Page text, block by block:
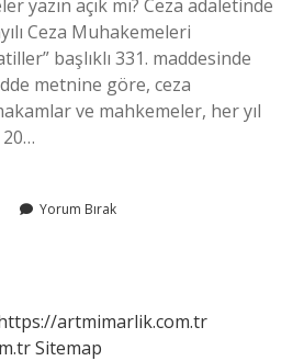
yazın açık mı? Ceza adaletinde
Ceza Muhakemeleri
başlıklı 331. maddesinde
metnine göre, ceza
ve mahkemeler, her yıl
20…
Yorum Bırak
artmimarlik.com.tr
Sitemap